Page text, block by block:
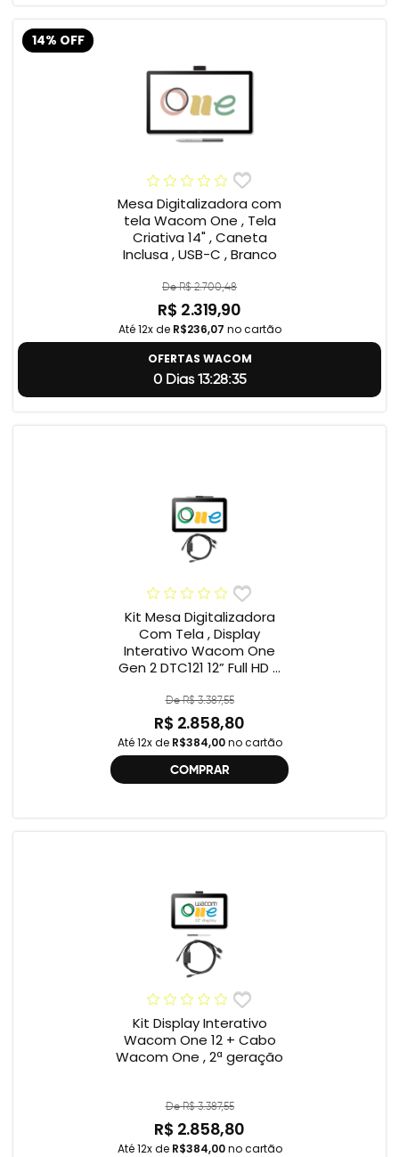
14% OFF
Mesa Digitalizadora com
tela Wacom One , Tela
Criativa 14" , Caneta
Inclusa , USB-C , Branco
De R$ 2.700,48
R$ 2.319,90
Até 12x de R$236,07 no cartão
OFERTAS WACOM
0 Dias 13:28:34
Kit Mesa Digitalizadora
Com Tela , Display
Interativo Wacom One
Gen 2 DTC121 12” Full HD +
geração , DTC121 ,
DTH134W,
De R$ 3.387,55
R$ 2.858,80
Até 12x de R$384,00no cartão
COMPRAR
Kit Display Interativo
Wacom One 12 + Cabo
Wacom One , 2ª geração
De R$ 3.387,55
R$ 2.858,80
Até 12x de R$384,00no cartão